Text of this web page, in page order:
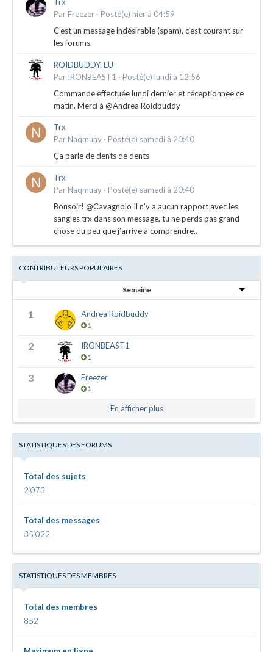
Par Freezer · Posté(e) hier à 04:59
C'est un message indésirable (spam), c'est courant sur
les forums.
ROIDBUDDY. EU
Par IRONBEAST1 · Posté(e) lundi à 12:56
Commande effectuée lundi dernier et réceptionnee ce
matin. Merci à @Andrea Roidbuddy
Trx
Par Naqmuay · Posté(e) samedi à 20:40
Ça parle de dents de dents
Trx
Par Naqmuay · Posté(e) samedi à 20:40
Bonsoir! @Cavagnolo Il n’y a aucun rapport avec les
sangles trx dans son message, tu ne perds pas grand
chose du peu que j’arrive à comprendre..
CONTRIBUTEURS POPULAIRES
Semaine
1 Andrea Roidbuddy
1
2 IRONBEAST1
1
3 Freezer
1
En afficher plus
STATISTIQUES DES FORUMS
Total des sujets
2 073
Total des messages
35 022
STATISTIQUES DES MEMBRES
Total des membres
852